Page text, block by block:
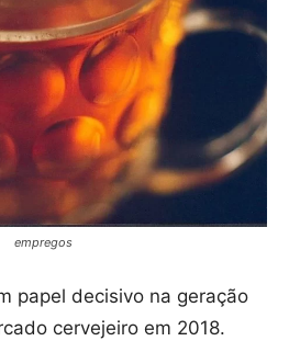
empregos
papel decisivo na geração
cervejeiro em 2018.